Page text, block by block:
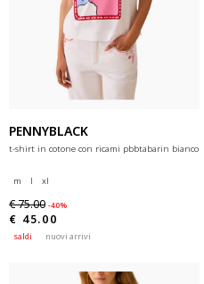
PENNYBLACK
t-shirt in cotone con ricami pbbtabarin bianco
m l xl
€ 75.00 -40%
€ 45.00
saldi nuovi arrivi